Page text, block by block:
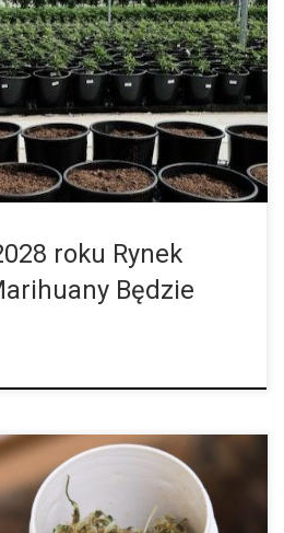
ma wygenerować miliardy euro ze
Od czasu, gdy w marcu 2017
na przepisywanie medycznej
chce wykorzystać potencjał
dolegliwości i chorób. W 2018
wpływ recept na medyczną
roku Rynek
Będzie
na wyprodukowanie 7200
w ciągu najbliższych czterech